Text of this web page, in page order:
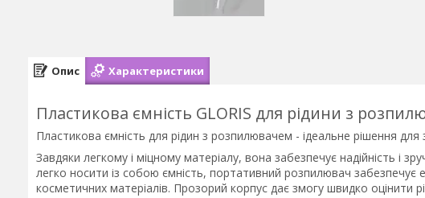
Опис Характеристики
Пластикова ємність GLORIS для рідини з
Пластикова ємність для рідин з розпилювачем - ідеальне рішення для
Завдяки легкому і міцному матеріалу, вона забезпечує надійність і
легко носити із собою ємність, портативний розпилювач забезпечує
косметичних матеріалів. Прозорий корпус дає змогу швидко оцінити